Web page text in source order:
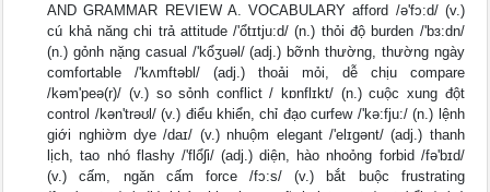
AND GRAMMAR REVIEW A. VOCABULARY afford /ə'fɔ:d/ (v.)
cú khả năng chi trả attitude /'ổtɪtju:d/ (n.) thỏi độ burden /'bɜ:dn/
(n.) gỏnh nặng casual /'kổʒuəl/ (adj.) bỡnh thường, thường ngày
comfortable /'kʌmftəbl/ (adj.) thoải mỏi, dễ chịu compare
/kəm'peə(r)/ (v.) so sỏnh conflict / kɒnflɪkt/ (n.) cuộc xung đột
control /kən'trəʊl/ (v.) điểu khiển, chỉ đạo curfew /'kə:fju:/ (n.) lệnh
giới nghiờm dye /daɪ/ (v.) nhuộm elegant /'elɪgənt/ (adj.) thanh
lịch, tao nhó flashy /'flổʃi/ (adj.) diện, hào nhoỏng forbid /fə'bɪd/
(v.) cấm, ngăn cấm force /fɔ:s/ (v.) bắt buộc frustrating